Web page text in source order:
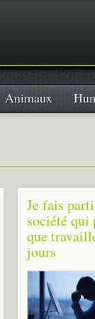
Animaux
Je fais
société qui
que
jours